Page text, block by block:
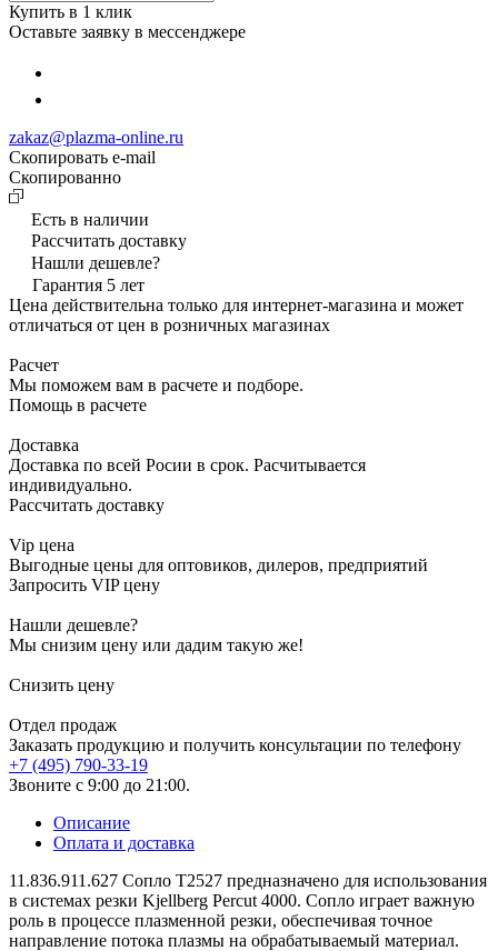
Купить в 1 клик
Оставьте заявку в мессенджере
zakaz@plazma-online.ru
Скопировать e-mail
Cкопированно
Есть в наличии
Рассчитать доставку
Нашли дешевле?
Гарантия 5 лет
Цена действительна только для интернет-магазина и может
отличаться от цен в розничных магазинах
Расчет
Мы поможем вам в расчете и подборе.
Помощь в расчете
Доставка
Доставка по всей Росии в срок. Расчитывается
индивидуально.
Рассчитать доставку
Vip цена
Выгодные цены для оптовиков, дилеров, предприятий
Запросить VIP цену
Нашли дешевле?
Мы снизим цену или дадим такую же!
Снизить цену
Отдел продаж
Заказать продукцию и получить консультации по телефону
+7 (495) 790-33-19
Звоните с 9:00 до 21:00.
Описание
Оплата и доставка
11.836.911.627 Сопло T2527 предназначено для использования
в системах резки Kjellberg Percut 4000. Сопло играет важную
роль в процессе плазменной резки, обеспечивая точное
направление потока плазмы на обрабатываемый материал.